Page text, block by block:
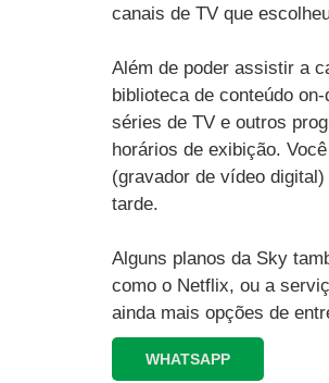
canais de TV que
Além de poder assistir a
biblioteca de conteúdo
séries de TV e outros
horários de exibição.
(gravador de vídeo
tarde.
Alguns planos da Sky
como o Netflix, ou a
ainda mais opções de
WHATSAPP